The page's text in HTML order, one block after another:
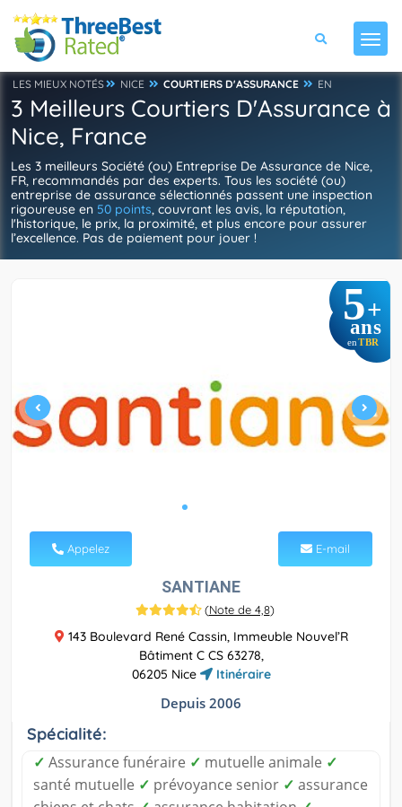
LES MIEUX NOTÉS NICE COURTIERS D'ASSURANCE EN
3 Meilleurs Courtiers D'Assurance à
Nice, France
Les 3 meilleurs Société (ou) Entreprise De Assurance de Nice,
FR, recommandés par des experts. Tous les société (ou)
entreprise de assurance sélectionnés passent une inspection
rigoureuse en 50 points, couvrant les avis, la réputation,
l'historique, le prix, la proximité, et plus encore pour assurer
l’excellence. Pas de paiement pour jouer !
5+
ans
en TBR
Appelez E-mail
SANTIANE
(Note de 4,8)
143 Boulevard René Cassin, Immeuble Nouvel’R
Bâtiment C CS 63278,
06205 Nice
Itinéraire
Depuis 2006
Spécialité:
✓ Assurance funéraire ✓ mutuelle animale ✓
santé mutuelle ✓ prévoyance senior ✓ assurance